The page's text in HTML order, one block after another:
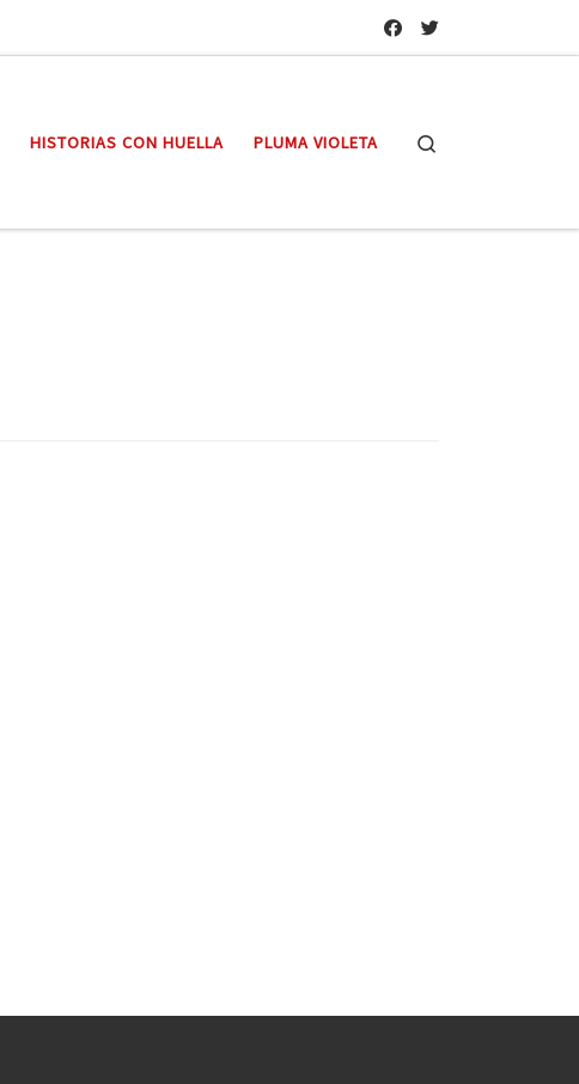
HISTORIAS CON HUELLA PLUMA VIOLETA